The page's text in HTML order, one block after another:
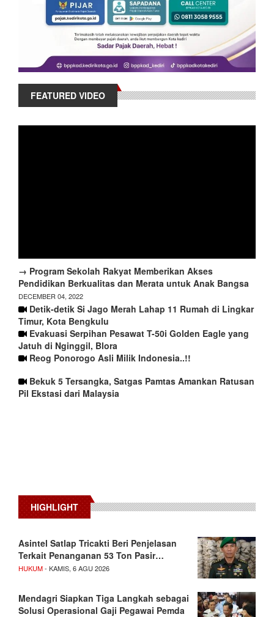
FEATURED VIDEO
→ Program Sekolah Rakyat Memberikan Akses
Pendidikan Berkualitas dan Merata untuk Anak Bangsa
DECEMBER 04, 2022
Detik-detik Si Jago Merah Lahap 11 Rumah di Lingkar
Timur, Kota Bengkulu
Evakuasi Serpihan Pesawat T-50i Golden Eagle yang
Jatuh di Nginggil, Blora
Reog Ponorogo Asli Milik Indonesia..!!
Bekuk 5 Tersangka, Satgas Pamtas Amankan Ratusan
Pil Ekstasi dari Malaysia
HIGHLIGHT
Asintel Satlap Tricakti Beri Penjelasan
Terkait Penanganan 53 Ton Pasir…
HUKUM- KAMIS, 6 AGU 2026
Mendagri Siapkan Tiga Langkah sebagai
Solusi Operasional Gaji Pegawai Pemda